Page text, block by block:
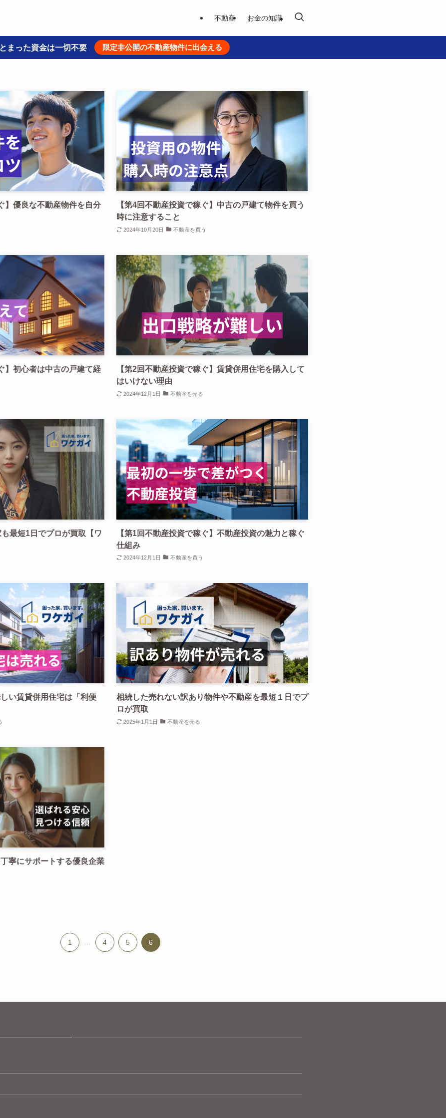
不動産 お金の知識
まった資金は一切不要 限定非公開の不動産物件に出会える
】優良な不動産物件を自分
【第4回不動産投資で稼ぐ】中古の戸建て物件を買う
時に注意すること
2024年10月20日 不動産を買う
】初心者は中古の戸建て経
【第2回不動産投資で稼ぐ】賃貸併用住宅を購入して
はいけない理由
2024年12月1日 不動産を売る
最短1日でプロが買取【ワ
【第1回不動産投資で稼ぐ】不動産投資の魅力と稼ぐ
仕組み
2024年12月1日 不動産を買う
い賃貸併用住宅は「利便
相続した売れない訳あり物件や不動産を最短１日でプ
ロが買取
2025年1月1日 不動産を売る
寧にサポートする優良企業
1 4 5 6